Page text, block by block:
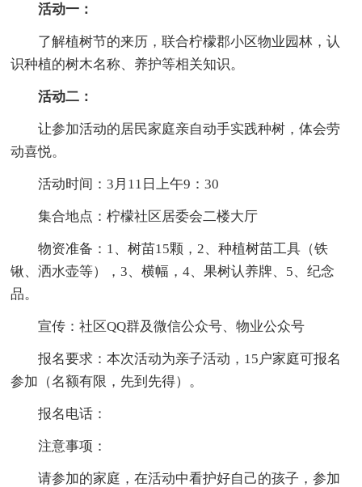
活动一：
了解植树节的来历，联合柠檬郡小区物业园林，认
识种植的树木名称、养护等相关知识。
活动二：
让参加活动的居民家庭亲自动手实践种树，体会劳
动喜悦。
活动时间：3月11日上午9：30
集合地点：柠檬社区居委会二楼大厅
物资准备：1、树苗15颗，2、种植树苗工具（铁
锹、洒水壶等），3、横幅，4、果树认养牌、5、纪念
品。
宣传：社区QQ群及微信公众号、物业公众号
报名要求：本次活动为亲子活动，15户家庭可报名
参加（名额有限，先到先得）。
报名电话：
注意事项：
请参加的家庭，在活动中看护好自己的孩子，参加